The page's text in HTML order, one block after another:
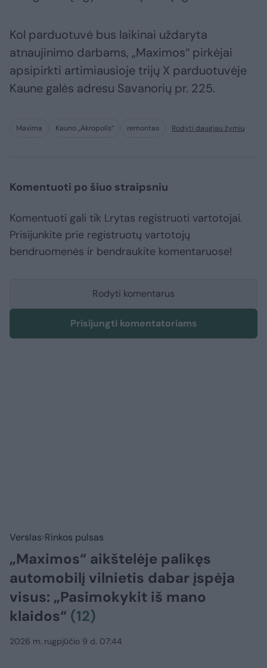
Kol parduotuvė bus laikinai uždaryta
atnaujinimo darbams, „Maximos“ pirkėjai
apsipirkti artimiausioje trijų X parduotuvėje
Kaune galės adresu Savanorių pr. 225.
Maxima Kauno „Akropolis“ remontas Rodyti daugiau žymių
Komentuoti po šiuo straipsniu
Komentuoti gali tik Lrytas registruoti vartotojai.
Prisijunkite prie registruotų vartotojų
bendruomenės ir bendraukite komentaruose!
Rodyti komentarus
Prisijungti komentatoriams
Verslas Rinkos pulsas
„Maximos“ aikštelėje palikęs
automobilį vilnietis dabar įspėja
visus: „Pasimokykit iš mano
klaidos“ (12)
2026 m. rugpjūčio 9 d. 07:44